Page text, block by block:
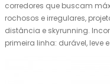
corredores que buscam
rochosos e irregulares,
distância e skyrunning.
primeira linha: durável, leve